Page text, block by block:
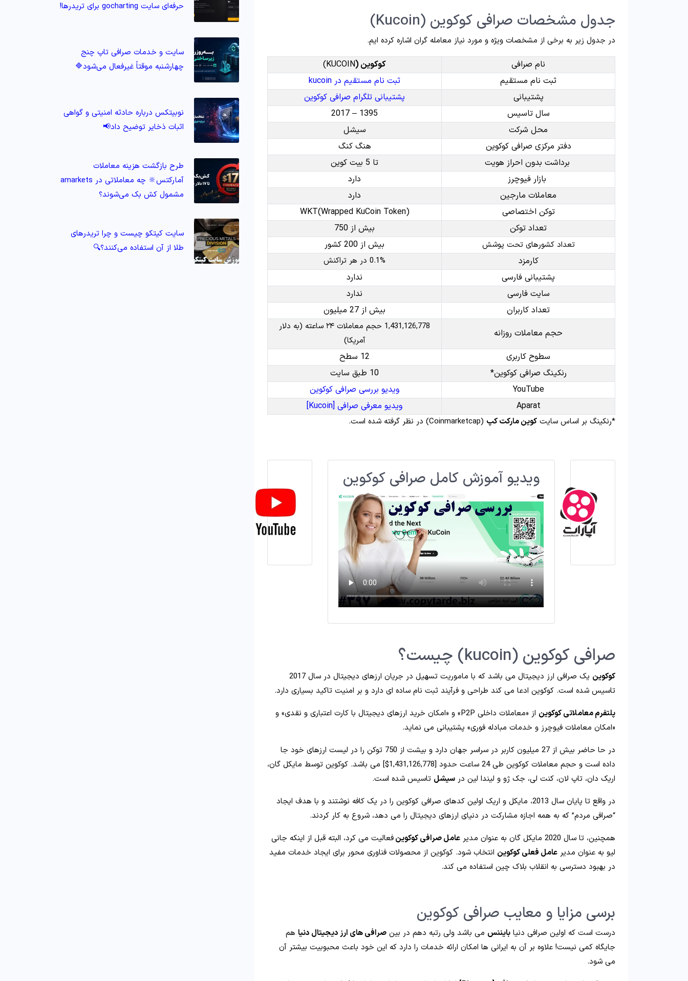
جدول مشخصات صرافی کوکوین (Kucoin)
در جدول زیر به برخی از مشخصات ویژه و مورد نیاز معامله گران اشاره کرده ایم.
نام صرافی کوکوین (KUCOIN)
ثبت نام مستقیم
ثبت نام مستقیم در kucoin
پشتیبانی
پشتیبانی تلگرام صرافی کوکوین
سال تاسیس
1395 – 2017
محل شرکت
سیشل
دفتر مرکزی صرافی کوکوین
هنگ کنگ
برداشت بدون احراز هویت
تا 5 بیت کوین
بازار فیوچرز
دارد
معاملات مارجین
دارد
توکن اختصاصی
WKT(Wrapped KuCoin Token)
تعداد توکن
بیش از 750
تعداد کشورهای تحت پوشش
بیش از 200 کشور
کارمزد
0.1% در هر تراکنش
پشتیبانی فارسی
ندارد
سایت فارسی
ندارد
تعداد کاربران
بیش از 27 میلیون
حجم معاملات روزانه
1,431,126,778 حجم معاملات ۲۴ ساعته (به دلار
آمریکا)
سطوح کاربری
12 سطح
رنکینگ صرافی کوکوین*
10 طبق سایت
YouTube
ویدیو بررسی صرافی کوکوین
Aparat
ویدیو معرفی صرافی [Kucoin]
*رنکینگ بر اساس سایت کوین مارکت کپ (Coinmarketcap) در نظر گرفته شده است.
ویدیو آموزش کامل صرافی کوکوین
صرافی کوکوین (kucoin) چیست؟
کوکوین
یک صرافی ارز دیجیتال می باشد که با ماموریت تسهیل در جریان ارزهای دیجیتال در سال 2017
تاسیس شده است. کوکوین ادعا می کند طراحی و فرآیند ثبت نام ساده ای دارد و بر امنیت تاکید بسیاری دارد.
پلتفرم معاملاتی کوکوین
از «معاملات داخلی P2P» و «امکان خرید ارزهای دیجیتال با کارت اعتباری و نقدی» و
«امکان معاملات فیوچرز و خدمات مبادله فوری» پشتیبانی می نماید.
در حا حاضر بیش از 27 میلیون کاربر در سراسر جهان دارد و بیشت از 750 توکن را در لیست ارزهای خود جا
داده است و حجم معاملات کوکوین طی 24 ساعت حدود [1,431,126,778$] می باشد. کوکوین توسط مایکل گان،
اریک دان، تاپ لان، کنت لی، جک ژو و لیندا لین در سیشل تاسیس شده است.
در واقع تا پایان سال 2013، مایکل و اریک اولین کدهای صرافی کوکوین را در یک کافه نوشتند و با هدف ایجاد
“صرافی مردم” که به همه اجازه مشارکت در دنیای ارزهای دیجیتال را می‌ دهد، شروع به کار کردند.
همچنین، تا سال 2020 مایکل گان به عنوان مدیر
عامل صرافی کوکوینفعالیت می کرد، البته قبل از اینکه جانی
لیو به عنوان مدیر عامل فعلی کوکوین انتخاب شود. کوکوین از محصولات فناوری محور برای ایجاد خدمات مفید
در بهبود دسترسی به انقلاب بلاک چین استفاده می کند.
برسی مزایا و معایب صرافی کوکوین
درست است که اولین صرافی دنیا بایننس می باشد ولی رتبه دهم در بین صرافی های ارز دیجیتال دنیا هم
جایگاه کمی نیست! علاوه بر آن به ایرانی ها امکان ارائه خدمات را دارد که این خود باعث محبوبیت بیشتر آن
می شود.
حرفه‌ای سایت gocharting برای تریدرها!
سایت و خدمات صرافی تاپ‌ چنج
چهارشنبه موقتاً غیرفعال می‌شود🔷
نوبیتکس درباره حادثه امنیتی و گواهی
اثبات ذخایر توضیح داد📢
طرح بازگشت هزینه معاملات
آمارکتس🔆 چه معاملاتی در amarkets
مشمول کش‌ بک می‌شوند؟
سایت کیتکو چیست و چرا تریدرهای
طلا از آن استفاده می‌کنند؟🔍